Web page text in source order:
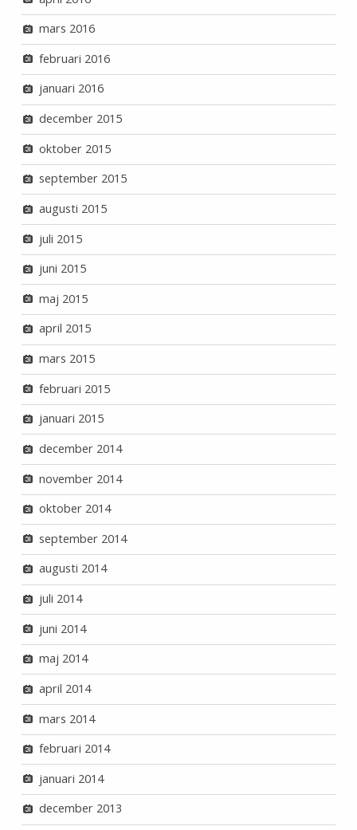
mars 2016
februari 2016
januari 2016
december 2015
oktober 2015
september 2015
augusti 2015
juli 2015
juni 2015
maj 2015
april 2015
mars 2015
februari 2015
januari 2015
december 2014
november 2014
oktober 2014
september 2014
augusti 2014
juli 2014
juni 2014
maj 2014
april 2014
mars 2014
februari 2014
januari 2014
december 2013